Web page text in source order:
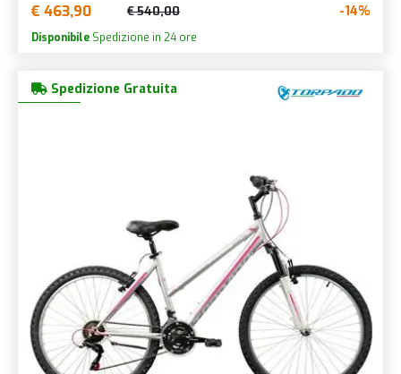
€ 463,90 € 540,00 -14%
Disponibile Spedizione in 24 ore
Spedizione Gratuita